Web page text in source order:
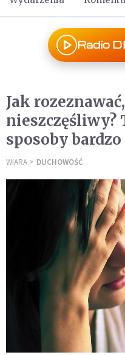
Radio
Jak
nieszczęśliwy?
sposoby
WIARA DUCHOWOŚĆ